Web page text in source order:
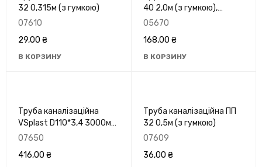
32 0,315м (з гумкою)
07610
29,00 ₴
В КОРЗИНУ
40 2,0м (з гумкою),
Польща
05670
168,00 ₴
В КОРЗИНУ
Труба каналізаційна
VSplast D110*3,4 3000мм
зовнішня оранж.
07650
416,00 ₴
Труба каналізаційна ПП
32 0,5м (з гумкою)
07609
36,00 ₴